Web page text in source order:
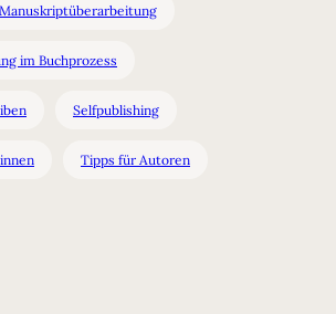
Manuskriptüberarbeitung
im Buchprozess
Selfpublishing
Tipps für Autoren